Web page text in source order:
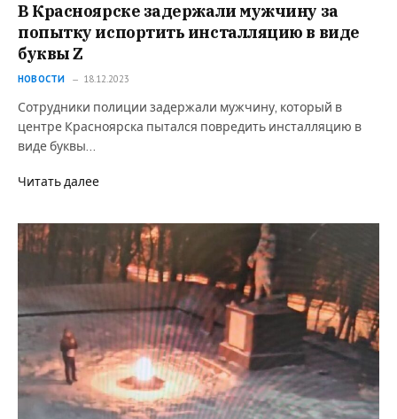
В Красноярске задержали мужчину за
попытку испортить инсталляцию в виде
буквы Z
НОВОСТИ 18.12.2023
Сотрудники полиции задержали мужчину, который в
центре Красноярска пытался повредить инсталляцию в
виде буквы…
Читать далее